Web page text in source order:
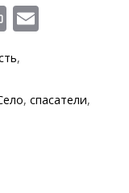
Pr
t
l
,
, спасатели,